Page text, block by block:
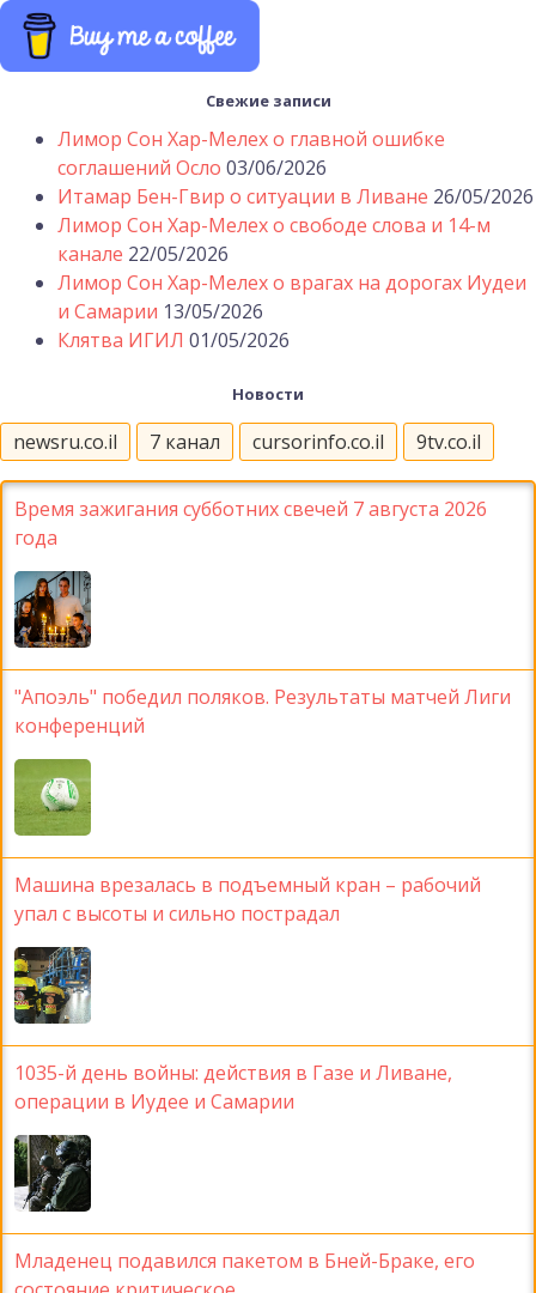
Свежие записи
Лимор Сон Хар-Мелех о главной ошибке
соглашений Осло 03/06/2026
Итамар Бен-Гвир о ситуации в Ливане 26/05/2026
Лимор Сон Хар-Мелех о свободе слова и 14-м
канале 22/05/2026
Лимор Сон Хар-Мелех о врагах на дорогах Иудеи
и Самарии 13/05/2026
Клятва ИГИЛ 01/05/2026
Новости
newsru.co.il 7 канал cursorinfo.co.il 9tv.co.il
Время зажигания субботних свечей 7 августа 2026
года
"Апоэль" победил поляков. Результаты матчей Лиги
конференций
Машина врезалась в подъемный кран – рабочий
упал с высоты и сильно пострадал
1035-й день войны: действия в Газе и Ливане,
операции в Иудее и Самарии
Младенец подавился пакетом в Бней-Браке, его